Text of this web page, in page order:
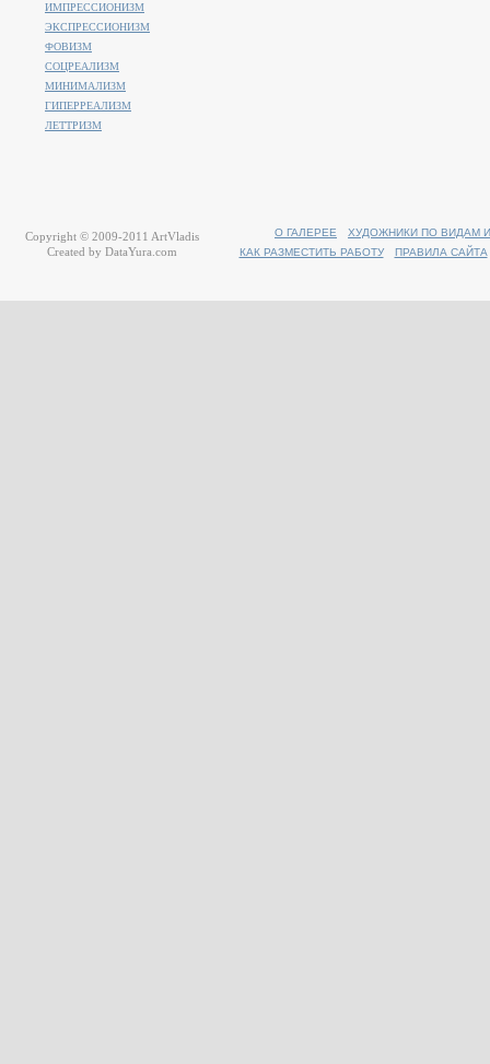
ИМПРЕССИОНИЗМ
ЭКСПРЕССИОНИЗМ
ФОВИЗМ
СОЦРЕАЛИЗМ
МИНИМАЛИЗМ
ГИПЕРРЕАЛИЗМ
ЛЕТТРИЗМ
О ГАЛЕРЕЕ
ХУДОЖНИКИ ПО ВИДАМ
КАК РАЗМЕСТИТЬ РАБОТУ
ПРАВИЛА САЙТА
Copyright © 2009-2011 ArtVladis
Created by DataYura.com